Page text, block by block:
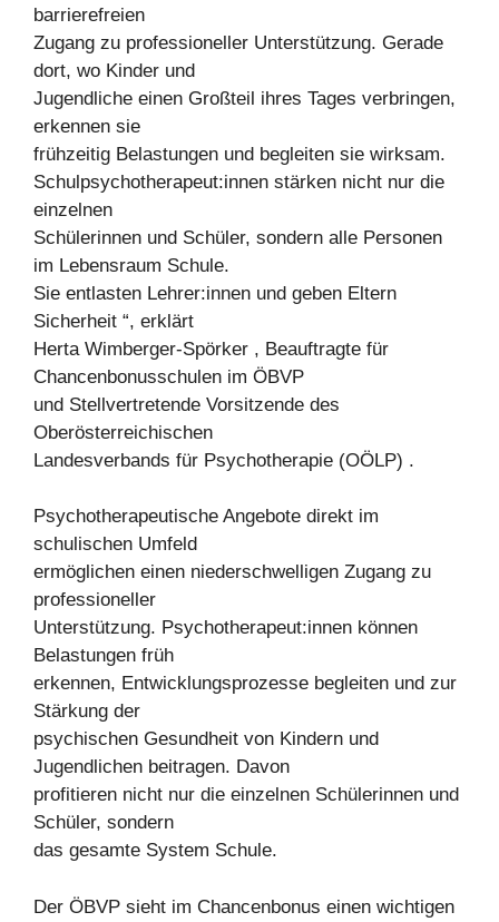
barrierefreien
Zugang zu professioneller Unterstützung. Gerade
dort, wo Kinder und
Jugendliche einen Großteil ihres Tages verbringen,
erkennen sie
frühzeitig Belastungen und begleiten sie wirksam.
Schulpsychotherapeut:innen stärken nicht nur die
einzelnen
Schülerinnen und Schüler, sondern alle Personen
im Lebensraum Schule.
Sie entlasten Lehrer:innen und geben Eltern
Sicherheit “, erklärt
Herta Wimberger-Spörker , Beauftragte für
Chancenbonusschulen im ÖBVP
und Stellvertretende Vorsitzende des
Oberösterreichischen
Landesverbands für Psychotherapie (OÖLP) .
Psychotherapeutische Angebote direkt im
schulischen Umfeld
ermöglichen einen niederschwelligen Zugang zu
professioneller
Unterstützung. Psychotherapeut:innen können
Belastungen früh
erkennen, Entwicklungsprozesse begleiten und zur
Stärkung der
psychischen Gesundheit von Kindern und
Jugendlichen beitragen. Davon
profitieren nicht nur die einzelnen Schülerinnen und
Schüler, sondern
das gesamte System Schule.
Der ÖBVP sieht im Chancenbonus einen wichtigen